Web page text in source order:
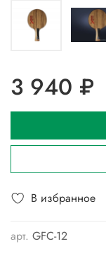
В избранное
арт. GFC-12
3 940 ₽